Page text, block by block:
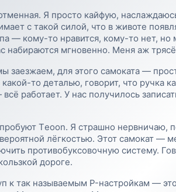
Я просто кайфую,
с такой силой, что в животе
— кому-то нравится, кому-то нет,
набираются мгновенно. Меня аж
заезжаем, для этого самоката —
то деталью, говорит, что ручка
работает. У нас получилось
Тeoon. Я страшно нервничаю,
лёгкостью. Этот самокат —
противобуксовочную систему.
дороге.
к так называемым P-настройкам —